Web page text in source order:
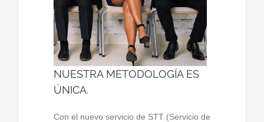
NUESTRA METODOLOGÍA ES
ÚNICA.
Con el nuevo servicio de STT (Servicio de